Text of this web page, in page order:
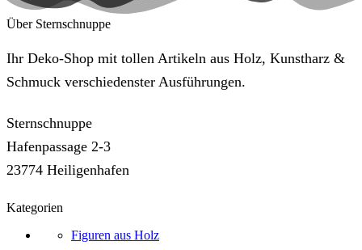
Über Sternschnuppe
Ihr Deko-Shop mit tollen Artikeln aus Holz, Kunstharz &
Schmuck verschiedenster Ausführungen.
Sternschnuppe
Hafenpassage 2-3
23774 Heiligenhafen
Kategorien
Figuren aus Holz